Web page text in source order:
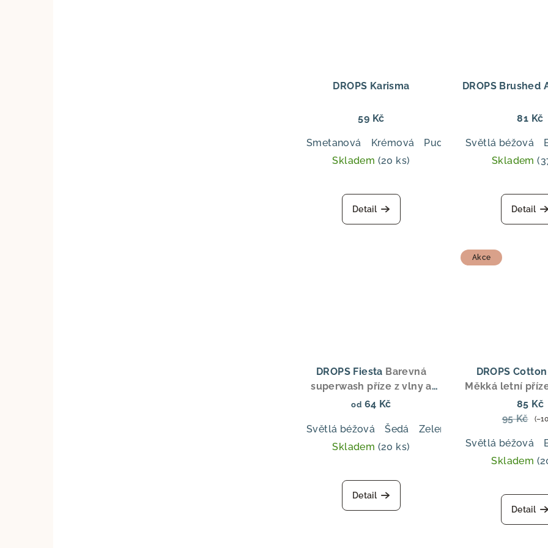
DROPS Karisma
59 Kč
Smetanová Krémová Pudrová růžová Tmavě
Skladem (20 ks)
Detail
DROPS Brushed
81 Kč
Světlá béžová
Skladem
je
Detail
DROPS Fiesta Barevná
superwash příze z vlny a
polyamidu, ideální pro
od 64 Kč
Světlá béžová Šedá Zelený oceán
Skladem (20 ks)
Detail
Akce
DROPS
Měkká letní
vlny a bavlny,
ideální pro
85 Kč
95 Kč
Světlá béžová
Skladem
Detail